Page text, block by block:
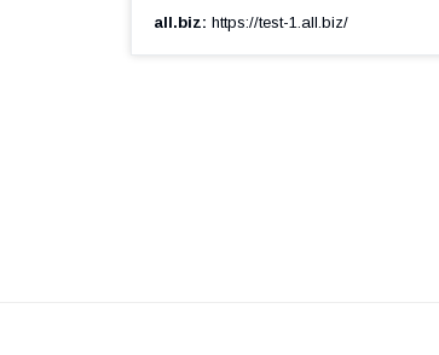
all.biz https://test-1.all.biz/